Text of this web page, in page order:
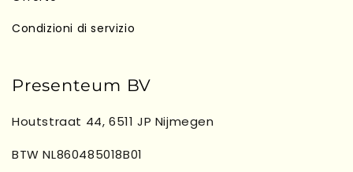
Condizioni di servizio
Presenteum BV
Houtstraat 44, 6511 JP Nijmegen
BTW NL860485018B01